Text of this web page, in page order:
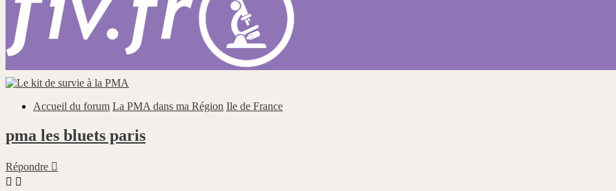
Accueil du forum La PMA dans ma Région Ile de France
pma les bluets paris
Répondre